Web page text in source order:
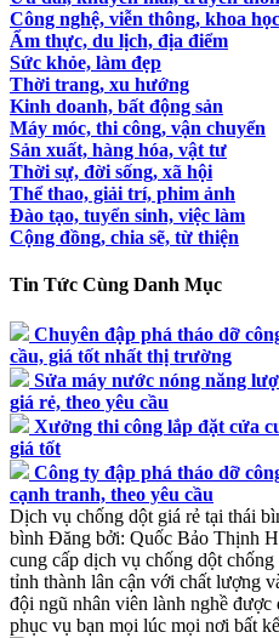
Công nghệ, viễn thông, khoa học
Ẩm thực, du lịch, địa điểm
Sức khỏe, làm đẹp
Thời trang, xu hướng
Kinh doanh, bất động sản
Máy móc, thi công, vận chuyển
Sản xuất, hàng hóa, vật tư
Thời sự, đời sống, xã hội
Thể thao, giải trí, phim ảnh
Đào tạo, tuyển sinh, việc làm
Cộng đồng, chia sẽ, từ thiện
Tin Tức Cùng Danh Mục
Chuyên đập phá tháo dỡ
cầu, giá tốt nhất thị trường
Sửa máy nước nóng năng
giá rẻ, theo yêu cầu
Xưởng thi công lắp đặt cửa
giá tốt
Công ty đập phá tháo dỡ
cạnh tranh, theo yêu cầu
Dịch vụ chống dột giá rẻ tại thái
bình Đăng bởi: Quốc Bảo Thịnh
cung cấp dịch vụ chống dột
tỉnh thành lân cận với chất lượng
đội ngũ nhân viên lành nghề được
phục vụ bạn mọi lúc mọi nơi bất